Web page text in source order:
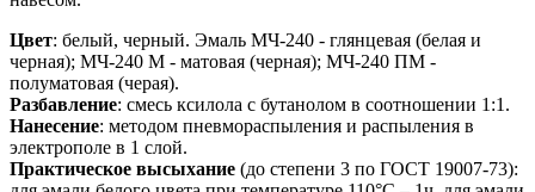
Цвет: белый, черный. Эмаль МЧ-240 - глянцевая (белая и
черная); МЧ-240 М - матовая (черная); МЧ-240 ПМ -
полуматовая (черая).
Разбавление: смесь ксилола с бутанолом в соотношении 1:1.
Нанесение: методом пневмораспыления и распыления в
электрополе в 1 слой.
Практическое высыхание (до степени 3 по ГОСТ 19007-73):